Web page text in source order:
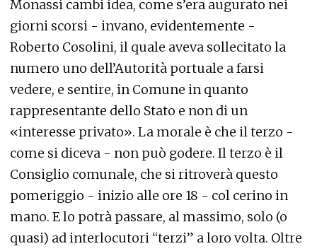
Monassi cambi idea, come s’era augurato nei
giorni scorsi - invano, evidentemente -
Roberto Cosolini, il quale aveva sollecitato la
numero uno dell’Autorità portuale a farsi
vedere, e sentire, in Comune in quanto
rappresentante dello Stato e non di un
«interesse privato». La morale è che il terzo -
come si diceva - non può godere. Il terzo è il
Consiglio comunale, che si ritroverà questo
pomeriggio - inizio alle ore 18 - col cerino in
mano. E lo potrà passare, al massimo, solo (o
quasi) ad interlocutori “terzi” a loro volta. Oltre